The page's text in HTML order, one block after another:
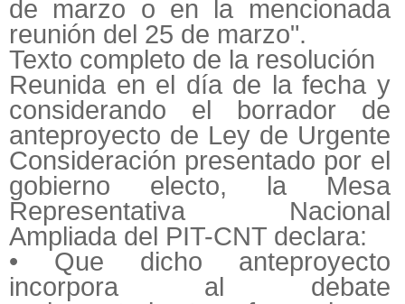
de marzo o en la mencionada
reunión del 25 de marzo".
Texto completo de la resolución
Reunida en el día de la fecha y
considerando el borrador de
anteproyecto de Ley de Urgente
Consideración presentado por el
gobierno electo, la Mesa
Representativa Nacional
Ampliada del PIT-CNT declara:
• Que dicho anteproyecto
incorpora al debate